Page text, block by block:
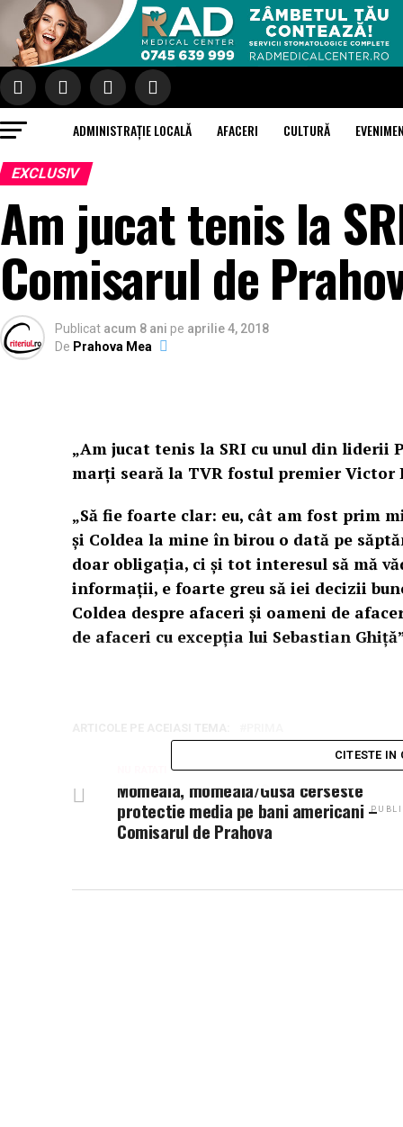
ADMINISTRAȚIE LOCALĂ AFACERI CULTURĂ
EXCLUSIV
Am jucat tenis la
Comisarul de
Publicat acum 8 ani pe aprilie 4, 2018
De Prahova Mea
„Am jucat tenis la SRI cu unul din liderii
marți seară la TVR fostul premier Victor
„Să fie foarte clar: eu, cât am fost prim
și Coldea la mine în birou o dată pe
doar obligația, ci și tot interesul să mă
informații, e foarte greu să iei decizii
Coldea despre afaceri și oameni de
de afaceri cu excepția lui Sebastian
Momeala, momeala/Gusa cerseste
protectie media pe bani americani –
Comisarul de Prahova
CITESTE IN